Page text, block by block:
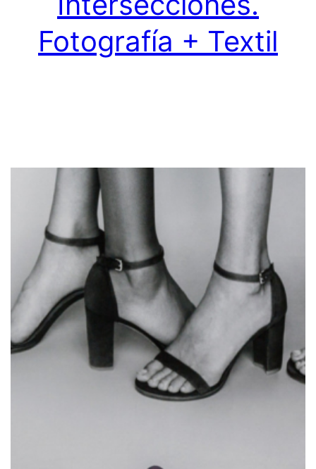
Fotografía + Textil